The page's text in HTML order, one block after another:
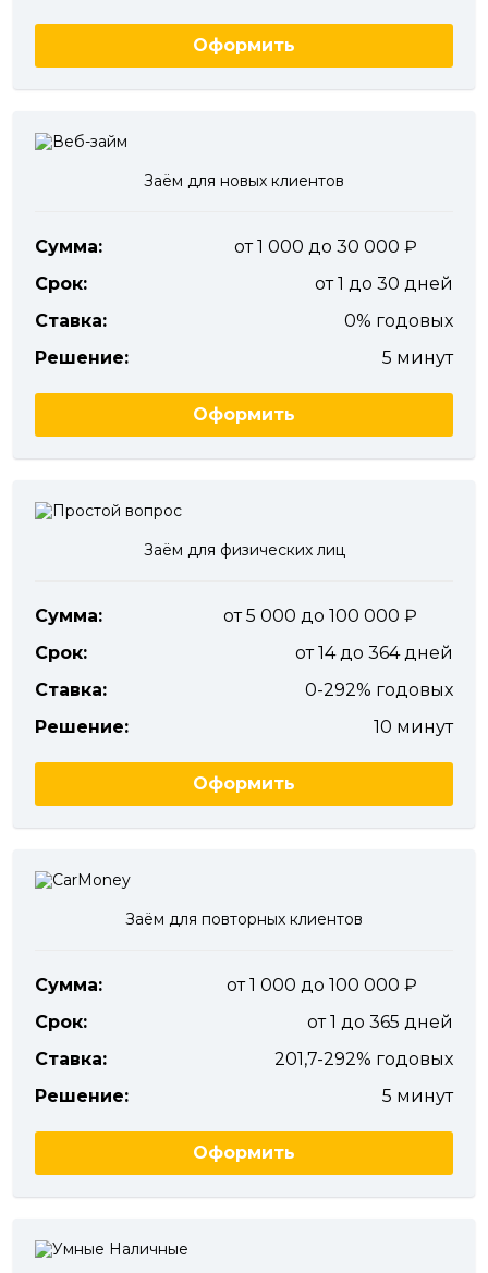
Оформить
Заём для новых клиентов
Сумма:
от 1 000 до 30 000
Срок:
от 1 до 30 дней
Ставка:
0% годовых
Решение:
5 минут
Оформить
Заём для физических лиц
Сумма:
от 5 000 до 100 000
Срок:
от 14 до 364 дней
Ставка:
0-292% годовых
Решение:
10 минут
Оформить
Заём для повторных клиентов
Сумма:
от 1 000 до 100 000
Срок:
от 1 до 365 дней
Ставка:
201,7-292% годовых
Решение:
5 минут
Оформить